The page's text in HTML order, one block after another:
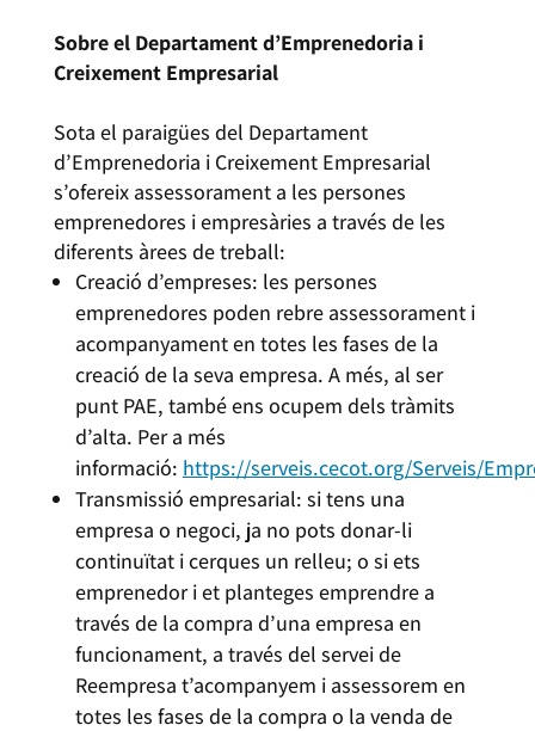
Sobre el Departament d’Emprenedoria i
Creixement Empresarial
Sota el paraigües del Departament
d’Emprenedoria i Creixement Empresarial
s’ofereix assessorament a les persones
emprenedores i empresàries a través de les
diferents àrees de treball:
Creació d’empreses: les persones
emprenedores poden rebre assessorament i
acompanyament en totes les fases de la
creació de la seva empresa. A més, al ser
punt PAE, també ens ocupem dels tràmits
d’alta. Per a més
informació: https://serveis.cecot.org/Serveis/
Transmissió empresarial: si tens una
empresa o negoci, ja no pots donar-li
continuïtat i cerques un relleu; o si ets
emprenedor i et planteges emprendre a
través de la compra d’una empresa en
funcionament, a través del servei de
Reempresa t’acompanyem i assessorem en
totes les fases de la compra o la venda de